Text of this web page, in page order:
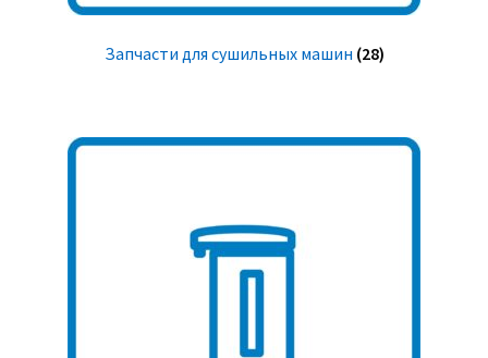
Запчасти для сушильных машин (28)